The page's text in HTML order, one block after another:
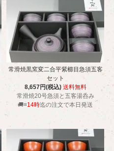
常滑焼黒窯変二合平紫櫛目急須五客
セット
8,657円(税込) 送料無料
常滑焼20号急須と五客湯呑み
🚚≡14時迄の注文で本日発送